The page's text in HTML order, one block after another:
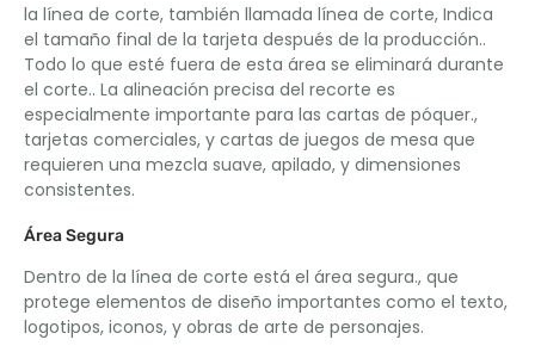
la línea de corte, también llamada línea de corte, Indica
el tamaño final de la tarjeta después de la producción..
Todo lo que esté fuera de esta área se eliminará durante
el corte.. La alineación precisa del recorte es
especialmente importante para las cartas de póquer.,
tarjetas comerciales, y cartas de juegos de mesa que
requieren una mezcla suave, apilado, y dimensiones
consistentes.
Área Segura
Dentro de la línea de corte está el área segura., que
protege elementos de diseño importantes como el texto,
logotipos, iconos, y obras de arte de personajes.